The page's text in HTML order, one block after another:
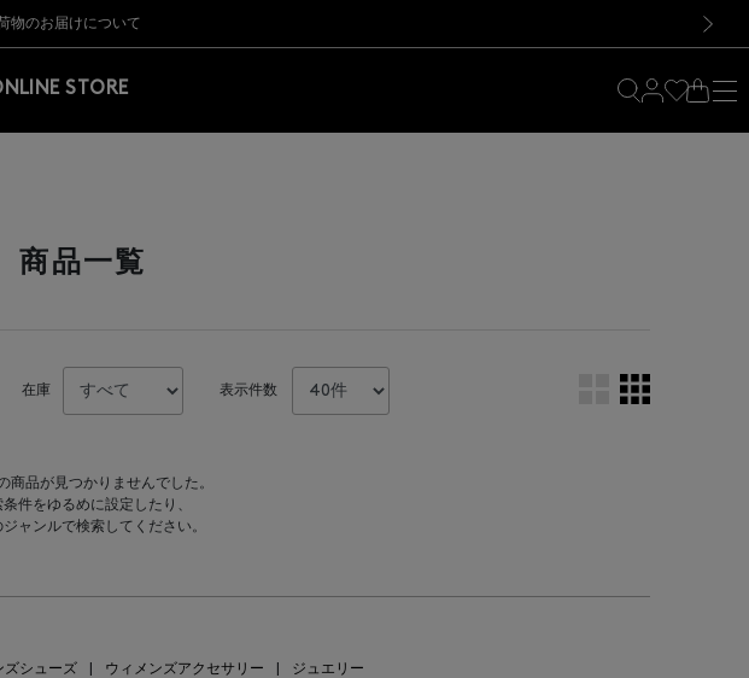
のお買上げで常時送料無料！お買い物の際は会員登録を！
知らせ】（2026.8.5）
物のお届けについて
・ご注意事項
のお買上げで常時送料無料！お買い物の際は会員登録を！
知らせ】（2026.8.5）
STORE
商品一覧
在庫 表示件数
商品が見つかりませんでした。
条件をゆるめに設定したり、
ジャンルで検索してください。
ズシューズ ウィメンズアクセサリー ジュエリー